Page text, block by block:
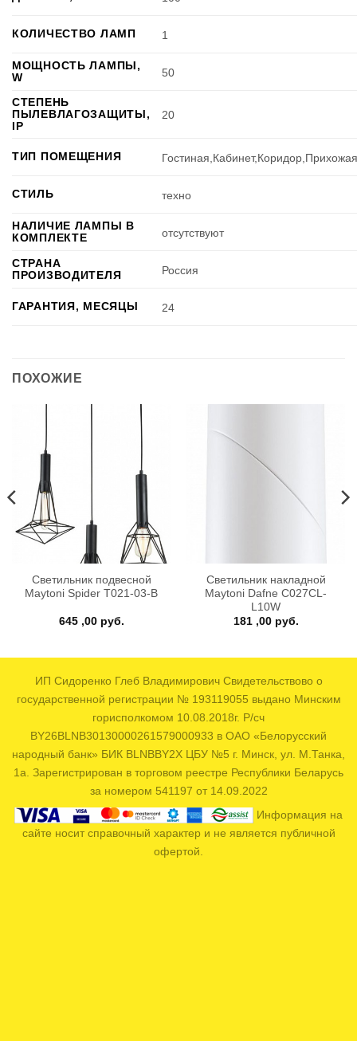
КОЛИЧЕСТВО ЛАМП 1
МОЩНОСТЬ ЛАМПЫ,
W
50
СТЕПЕНЬ
ПЫЛЕВЛАГОЗАЩИТЫ,
IP
20
ТИП ПОМЕЩЕНИЯ
СТИЛЬ техно
НАЛИЧИЕ ЛАМПЫ В
КОМПЛЕКТЕ
отсутствуют
СТРАНА
ПРОИЗВОДИТЕЛЯ
Россия
ГАРАНТИЯ, МЕСЯЦЫ 24
ПОХОЖИЕ
Светильник подвесной
Maytoni Spider T021-03-B
645 ,00 руб.
Светильник накладной
Maytoni Dafne C027CL-
L10W
181 ,00 руб.
ИП Сидоренко Глеб Владимирович Свидетельствово о
государственной регистрации № 193119055 выдано Минским
горисполкомом 10.08.2018г. Р/сч
BY26BLNB30130000261579000933 в ОАО «Белорусский
народный банк» БИК BLNBBY2X ЦБУ №5 г. Минск, ул. М.Танка,
1а. Зарегистрирован в торговом реестре Республики Беларусь
за номером 541197 от 14.09.2022
Информация на
сайте носит справочный характер и не является публичной
офертой.